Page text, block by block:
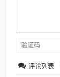
评论列表